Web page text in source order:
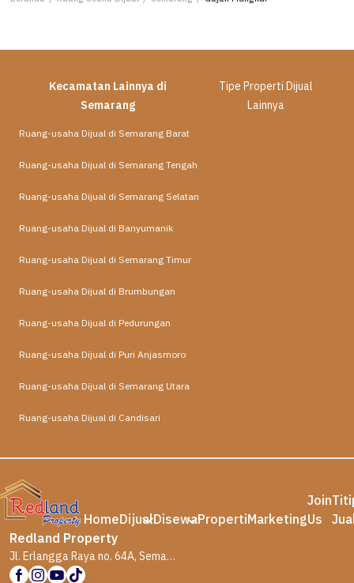
Kecamatan Lainnya di
Semarang
Tipe Properti Dijual
Lainnya
Ruang-usaha Dijual di Semarang Barat
Ruang-usaha Dijual di Semarang Tengah
Ruang-usaha Dijual di Semarang Selatan
Ruang-usaha Dijual di Banyumanik
Ruang-usaha Dijual di Semarang Timur
Ruang-usaha Dijual di Brumbungan
Ruang-usaha Dijual di Pedurungan
Ruang-usaha Dijual di Puri Anjasmoro
Ruang-usaha Dijual di Semarang Utara
Ruang-usaha Dijual di Candisari
HomeDijualDisewaPropertiMarketing
Join
Us
Redland Property
Jl. Erlangga Raya no. 64A, Semarang